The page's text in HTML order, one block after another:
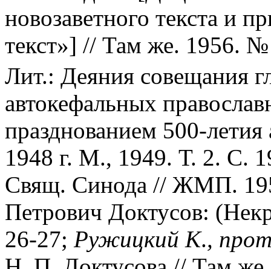
новозаветного текста и
текст»] // Там же. 1956.
Лит.: Деяния совещания
автокефальных
празднованием 500-
1948 г. М., 1949. Т. 2. С.
Свящ. Синода // ЖМП.
Петрович Доктусов:
26-27; Ружицкий К.,